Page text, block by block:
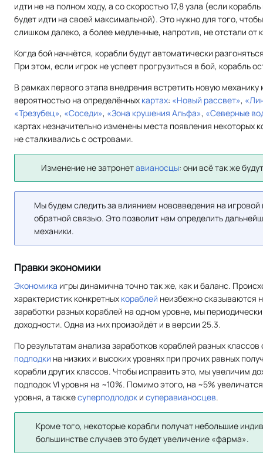
идти не на полном ходу, а со скоростью 17,8 узла (если
будет идти на своей максимальной). Это нужно для того,
слишком далеко, а более медленные, напротив, не отстали от
Когда бой начнётся, корабли будут автоматически
При этом, если игрок не успеет прогрузиться в бой, корабль
В рамках первого этапа внедрения встретить новую
вероятностью на определённых картах: «Новый рассвет»,
«Трезубец», «Соседи», «Зона крушения Альфа», «Северные
картах незначительно изменены места появления некоторых
не сталкивались с островами.
Изменение не затронетавианосцы: они всё так же
Мы будем следить за влиянием нововведения на
обратной связью. Это позволит нам определить
механики.
Правки экономики
Экономика игры динамична точно так же, как и баланс.
характеристик конкретных кораблей неизбежно сказываются
заработки разных кораблей на одном уровне, мы
доходности. Одна из них произойдёт и в версии 25.3.
По результатам анализа заработков кораблей разных
подлодки на низких и высоких уровнях при прочих равных
корабли других классов. Чтобы исправить это, мы увеличим
подлодок VI уровня на ~10%. Помимо этого, на ~5%
уровня, а такжесуперподлодок и суперавианосцев.
Кроме того, некоторые корабли получат небольшие
большинстве случаев это будет увеличение «фарма».